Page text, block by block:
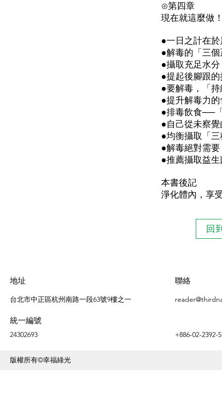
⊙第四章
現在就這麼做
●一日之計在
●解毒的「三
●攝取充足水
●提起後腳跟
●要解毒，「
●提升解毒力
●排毒飲食──
●自己從未察
●均衡攝取「
●解毒絕對需
●推薦攝取益
本書後記
淨化體內，享
回
地址
台北市中正區杭州南路一段63號9樓之一
聯絡
統一編號
24302693 +886-02-2392-
版權所有©幸福綠光